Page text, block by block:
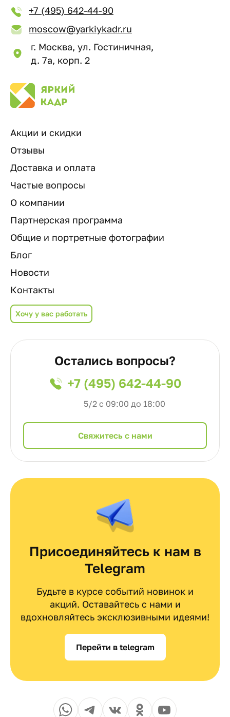
+7 (495) 642-44-90
moscow@yarkiykadr.ru
г. Москва, ул. Гостиничная,
д. 7а, корп. 2
Акции и скидки
Отзывы
Доставка и оплата
Частые вопросы
О компании
Партнерская программа
Общие и портретные фотографии
Блог
Новости
Контакты
Хочу у вас работать
Остались вопросы?
+7 (495) 642-44-90
5/2 с 09:00 до 18:00
Cвяжитесь с нами
Присоединяйтесь к нам в
Telegram
Будьте в курсе событий новинок и
акций. Оставайтесь с нами и
вдохновляйтесь эксклюзивными идеями!
Перейти в telegram